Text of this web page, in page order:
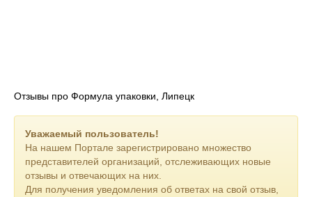
Отзывы про Формула упаковки, Липецк
Уважаемый пользователь!
На нашем Портале зарегистрировано множество
представителей организаций, отслеживающих новые
отзывы и отвечающих на них.
Для получения уведомления об ответах на свой отзыв,